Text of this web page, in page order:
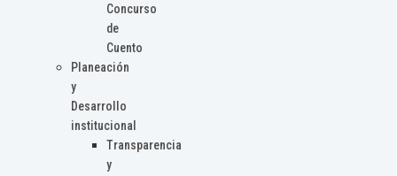
Concurso
de
Cuento
Planeación
y
Desarrollo
institucional
Transparencia
y